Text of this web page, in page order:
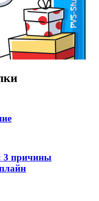
3 причины